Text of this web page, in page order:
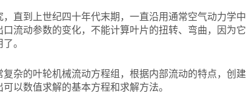
直到上世纪四十年代末期，一直沿用通常空气动力学中
流动参数的变化，不能计算叶片的扭转、弯曲，因为它
。
杂的叶轮机械流动方程组，根据内部流动的特点，创建
以数值求解的基本方程和求解方法。